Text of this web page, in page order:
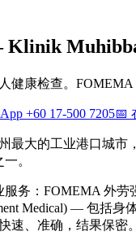
健康检查。
+60 17-500 7205📅
最大的工业港口城
。
务：FOMEMA 外劳
Medical) — 包括
速、准确，结果保密。